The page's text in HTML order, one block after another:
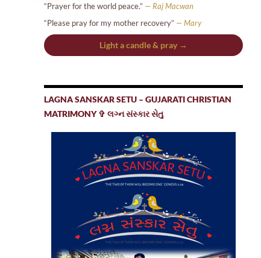
“Prayer for the world peace.” — Raj Macwan
“Please pray for my mother recovery” — Mary
Light a candle & pray →
LAGNA SANSKAR SETU – GUJARATI CHRISTIAN
MATRIMONY ✞ લગ્ન સંસ્કાર સેતુ